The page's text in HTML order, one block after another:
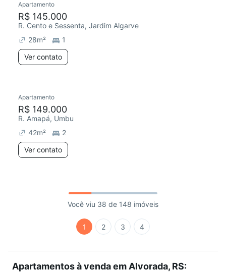
Apartamento
R$ 145.000
R. Cento e Sessenta, Jardim Algarve
28m²
1
Ver contato
Apartamento
R$ 149.000
R. Amapá, Umbu
42m²
2
Ver contato
Você viu 38 de 148 imóveis
1 2 3 4
Apartamentos à venda em Alvorada, RS: